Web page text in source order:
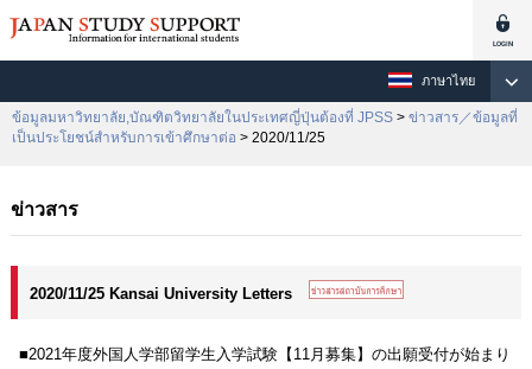
ภาษาไทย
ข้อมูลมหาวิทยาลัย,บัณฑิตวิทยาลัยในประเทศญี่ปุ่นต้องที่ JPSS > ข่าวสาร／ข้อมูลที่
เป็นประโยชน์สำหรับการเข้าศึกษาต่อ > 2020/11/25
ข่าวสาร
2020/11/25 Kansai University Letters
■2021年度外国人学部留学生入学試験【11月募集】の出願受付が始まり